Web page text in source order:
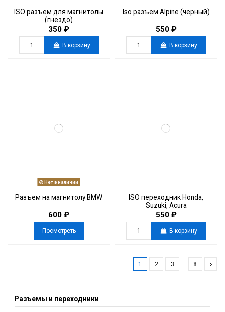
ISO разъем для магнитолы
(гнездо)
350 ₽
В корзину
Iso разъем Alpine (черный)
550 ₽
В корзину
Нет в наличии
Разъем на магнитолу BMW
600 ₽
Посмотреть
ISO переходник Honda,
Suzuki, Acura
550 ₽
В корзину
1 2 3 8
Разъемы и переходники